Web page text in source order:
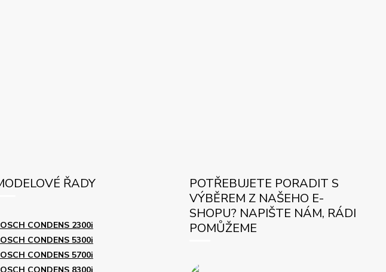
ŘADY
CONDENS 2300i
CONDENS 5300i
CONDENS 5700i
POTŘEBUJETE PORADIT S
VÝBĚREM Z NAŠEHO E-
SHOPU? NAPIŠTE NÁM, RÁDI
POMŮŽEME